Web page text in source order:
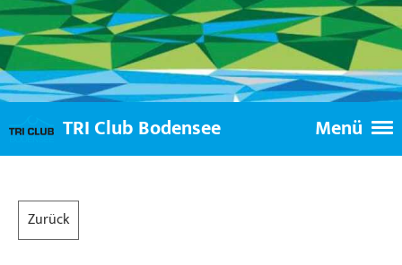
Menü
TRI Club Bodensee
Zurück